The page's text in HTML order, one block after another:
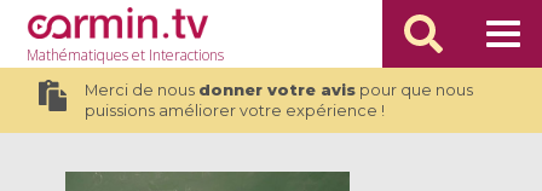
Mathématiqueset Interactions
Merci de nous donner votre avispour que nous
puissions améliorer votre expérience !